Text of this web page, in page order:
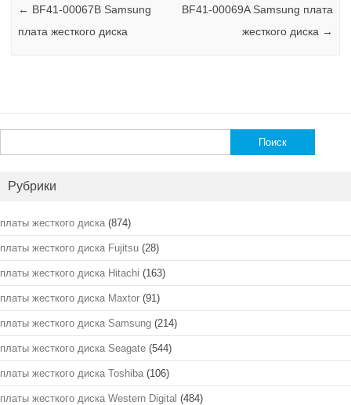
← BF41-00067B Samsung
плата жесткого диска
BF41-00069A Samsung плата
жесткого диска →
Рубрики
платы жесткого диска (874)
платы жесткого диска Fujitsu (28)
платы жесткого диска Hitachi (163)
платы жесткого диска Maxtor (91)
платы жесткого диска Samsung (214)
платы жесткого диска Seagate (544)
платы жесткого диска Toshiba (106)
платы жесткого диска Western Digital (484)